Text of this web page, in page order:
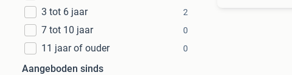
3 tot 6 jaar 2
7 tot 10 jaar 0
11 jaar of ouder 0
Aangeboden sinds